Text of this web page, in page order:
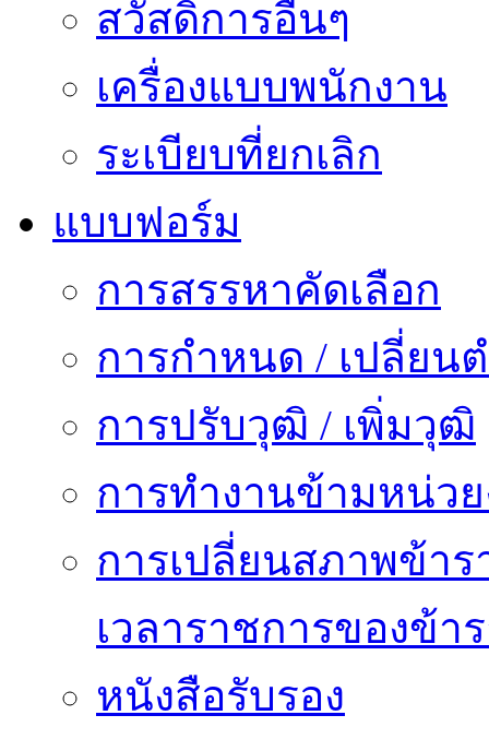
สวัสดิการอื่นๆ
เครื่องแบบพนักงาน
ระเบียบที่ยกเลิก
แบบฟอร์ม
การสรรหาคัดเลือก
การกำหนด / เปลี่ยน
การปรับวุฒิ / เพิ่มวุฒิ
การทำงานข้ามหน่ว
การเปลี่ยนสภาพข้า
เวลาราชการของข้า
หนังสือรับรอง